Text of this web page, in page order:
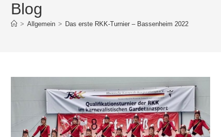
Blog
> Allgemein > Das erste RKK-Turnier – Bassenheim 2022